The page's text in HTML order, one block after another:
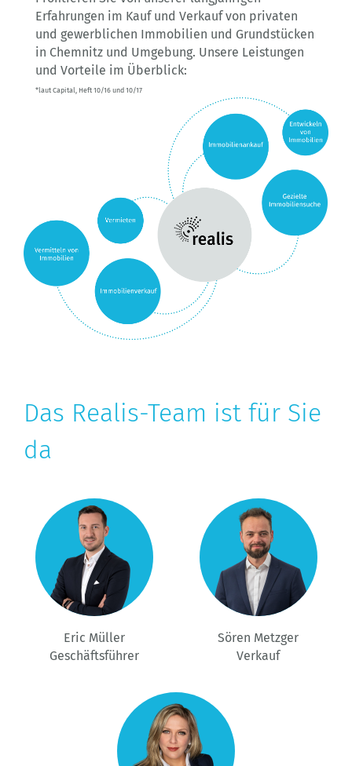
Erfahrungen im Kauf und Verkauf von privaten
und gewerblichen Immobilien und Grundstücken
in Chemnitz und Umgebung. Unsere Leistungen
und Vorteile im Überblick:
*laut Capital, Heft 10/16 und 10/17
Das Realis-Team ist für Sie
da
Eric Müller
Geschäftsführer
Sören Metzger
Verkauf